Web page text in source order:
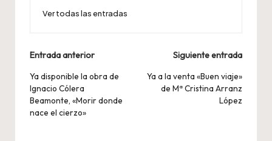
Ver todas las entradas
Navegación
de
entradas
Entrada anterior
Ya disponible la obra de
Ignacio Cólera
Beamonte, «Morir donde
nace el cierzo»
Siguiente entrada
Ya a la venta «Buen viaje»
de Mª Cristina Arranz
López